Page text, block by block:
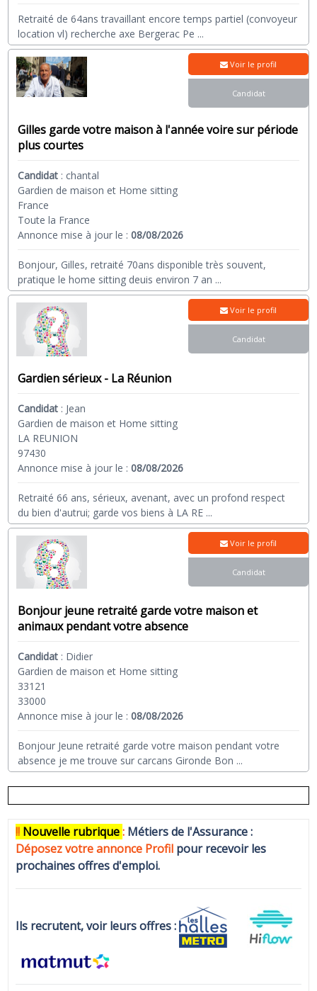
Retraité de 64ans travaillant encore temps partiel (convoyeur
location vl) recherche axe Bergerac Pe ...
Gilles garde votre maison à l'année voire sur période
plus courtes
Candidat : chantal
Gardien de maison et Home sitting
France
Toute la France
Annonce mise à jour le :08/08/2026
Bonjour, Gilles, retraité 70ans disponible très souvent,
pratique le home sitting deuis environ 7 an ...
Voir le profil
Candidat
Gardien sérieux - La Réunion
Candidat : Jean
Gardien de maison et Home sitting
LA REUNION
97430
Annonce mise à jour le :08/08/2026
Retraité 66 ans, sérieux, avenant, avec un profond respect
du bien d'autrui; garde vos biens à LA RE ...
Voir le profil
Candidat
Bonjour jeune retraité garde votre maison et
animaux pendant votre absence
Candidat : Didier
Gardien de maison et Home sitting
33121
33000
Annonce mise à jour le :08/08/2026
Bonjour Jeune retraité garde votre maison pendant votre
absence je me trouve sur carcans Gironde Bon ...
Voir le profil
Candidat
!! Nouvelle rubrique: Métiers de l'Assurance :
Déposez votre annonce Profil pour recevoir les
prochaines offres d'emploi.
Ils recrutent, voir leurs offres :